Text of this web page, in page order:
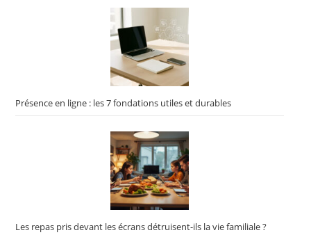
Présence en ligne : les 7 fondations utiles et durables
Les repas pris devant les écrans détruisent-ils la vie familiale ?